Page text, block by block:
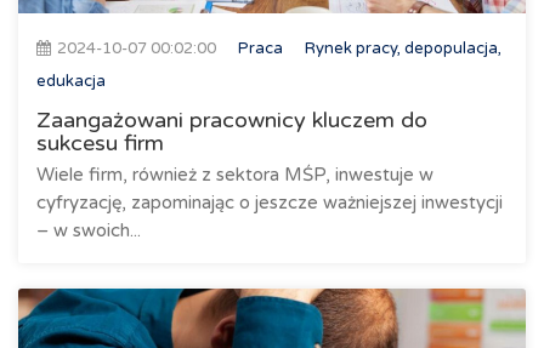
2024-10-07 00:02:00 Praca
Rynek pracy, depopulacja,
edukacja
Zaangażowani pracownicy kluczem do
sukcesu firm
Wiele firm, również z sektora MŚP, inwestuje w
cyfryzację, zapominając o jeszcze ważniejszej inwestycji
– w swoich...